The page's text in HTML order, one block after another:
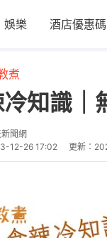
娛樂 酒店優惠碼
煮
知識｜
聞網
12-26 17:02 更新：